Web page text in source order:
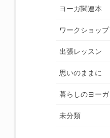
ヨーガ関連本
ワークショップ
出張レッスン
思いのままに
暮らしのヨーガ
未分類